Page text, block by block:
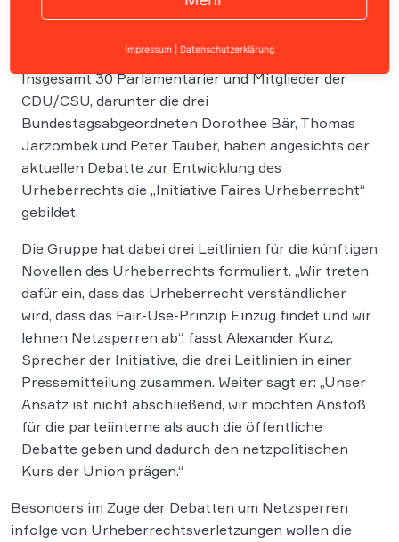
Insgesamt 30 Parlamentarier und Mitglieder der
CDU/CSU, darunter die drei
Bundestagsabgeordneten Dorothee Bär, Thomas
Jarzombek und Peter Tauber, haben angesichts der
aktuellen Debatte zur Entwicklung des
Urheberrechts die „Initiative Faires Urheberrecht“
gebildet.
Die Gruppe hat dabei drei Leitlinien für die künftigen
Novellen des Urheberrechts formuliert. „Wir treten
dafür ein, dass das Urheberrecht verständlicher
wird, dass das Fair-Use-Prinzip Einzug findet und wir
lehnen Netzsperren ab“, fasst Alexander Kurz,
Sprecher der Initiative, die drei Leitlinien in einer
Pressemitteilung zusammen. Weiter sagt er: „Unser
Ansatz ist nicht abschließend, wir möchten Anstoß
für die parteiinterne als auch die öffentliche
Debatte geben und dadurch den netzpolitischen
Kurs der Union prägen.“
Besonders im Zuge der Debatten um Netzsperren
infolge von Urheberrechtsverletzungen wollen die
Impressum Datenschutzerklärung